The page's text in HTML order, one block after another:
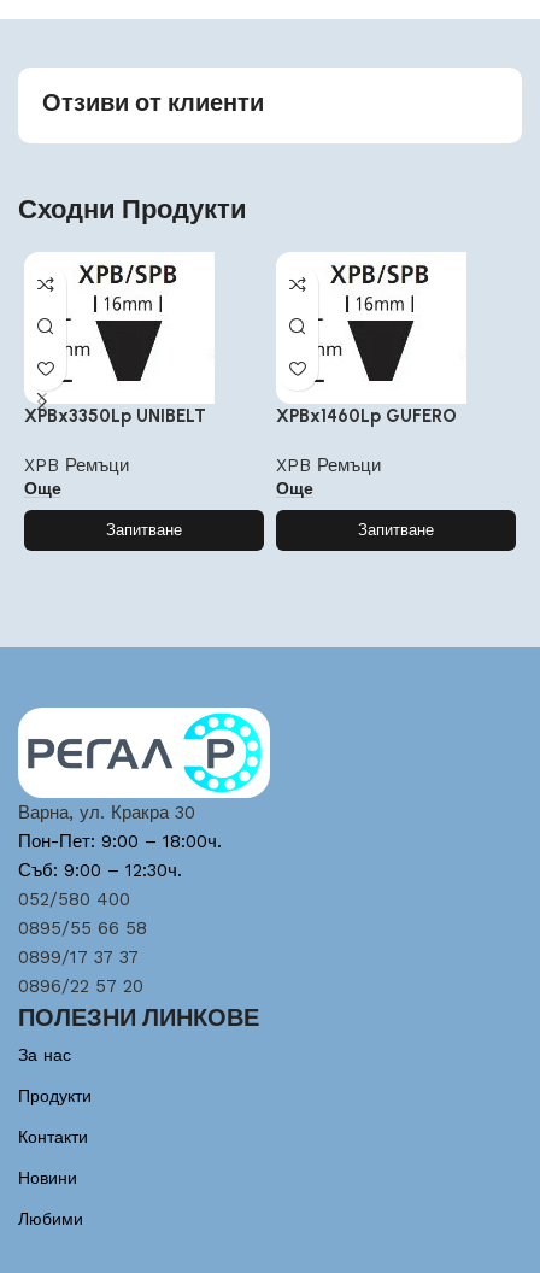
Отзиви от клиенти
Сходни Продукти
XPBx3350Lp UNIBELT
XPB Ремъци
Още
Запитване
XPBx1460Lp GUFERO
XPB Ремъци
Още
Запитване
Варна, ул. Кракра 30
Пон-Пет: 9:00 – 18:00ч.
Съб: 9:00 – 12:30ч.
052/580 400
0895/55 66 58
0899/17 37 37
0896/22 57 20
ПОЛЕЗНИ ЛИНКОВЕ
За нас
Продукти
Контакти
Новини
Любими